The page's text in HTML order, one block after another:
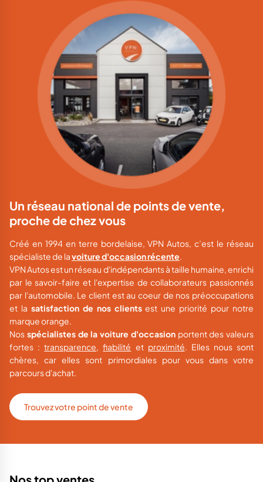
Un réseau national de points de vente,
proche de chez vous
Créé en 1994 en terre bordelaise, VPN Autos, c’est le réseau
spécialiste de lavoiture d'occasion récente.
VPN Autos est un réseau d'indépendants à taille humaine, enrichi
par le savoir-faire et l'expertise de collaborateurs passionnés
par l'automobile. Le client est au coeur de nos préoccupations
et la satisfaction de nos clientsest une priorité pour notre
marque orange.
Nos spécialistes de la voiture d'occasionportent des valeurs
fortes :transparence,fiabilité et proximité. Elles nous sont
chères, car elles sont primordiales pour vous dans votre
parcours d'achat.
Trouvez votre point de vente